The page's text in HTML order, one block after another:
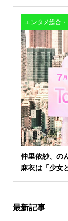
エンタメ総合
仲里依紗、の
麻衣は「少女
最新記事